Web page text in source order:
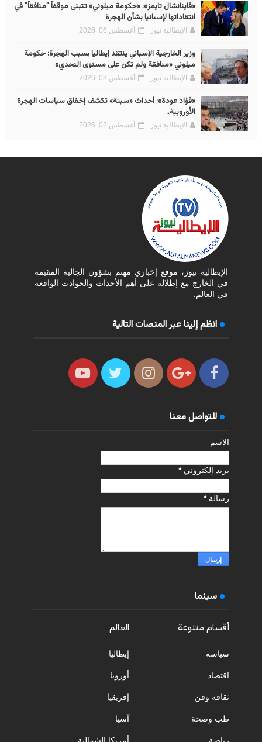
«فاينانشال تايمز»: «حكومة ميلوني» تتبنى موقفاً "منافقاً" في
انتقاداتها لإسبانيا بشأن الهجرة
الإيطالية نيوز أغسطس 06, 2026
وزير الخارجية الإسباني ينتقد إيطاليا بسبب الهجرة: حكومة
ميلوني «منافقة ولم تكن على مستوى التحدي»
الإيطالية نيوز أغسطس 03, 2026
«فؤاد عودة»: أحداث «سبتة» تكشف إخفاق سياسات الهجرة
الأوروبية..
الإيطالية نيوز أغسطس 02, 2026
الإيطالية نيوز، موقع إخباري مهتم بشؤون الجالية المقيمة
في الخارج مع إطلالة على أهم الأحداث والحوادث الواقعة
في العالم.
انظم إلينا عبر المنصات التالية
للتواصل معنا
الاسم
بريد إلكتروني*
رسالة*
سينما
أقسام متنوعة
سياسة
اقتصاد
ثقافة وفن
طب وصحة
رياضة
العالم
إيطاليا
أوروبا
إفريقيا
آسيا
أمريكا الشمالية